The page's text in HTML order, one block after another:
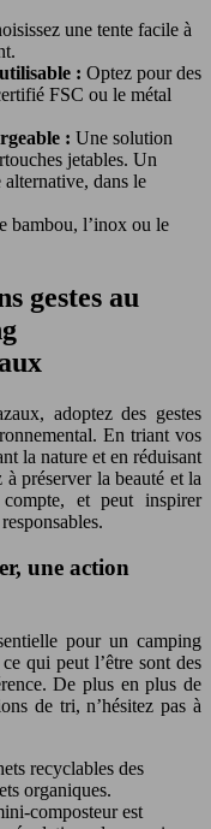
une tente facile à
: Optez pour des
FSC ou le métal
: Une solution
jetables. Un
dans le
bambou, l’inox ou le
gestes au
adoptez des gestes
En triant vos
la nature et en réduisant
préserver la beauté et la
et peut inspirer
une action
pour un camping
qui peut l’être sont des
De plus en plus de
de tri, n’hésitez pas à
recyclables des
organiques.
composteur est